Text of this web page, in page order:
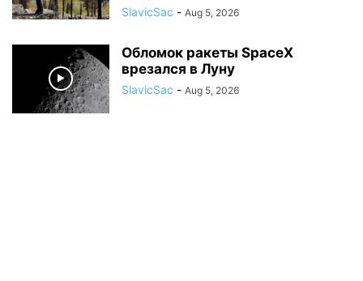
SlavicSac - Aug 5, 2026
Обломок ракеты SpaceX
врезался в Луну
SlavicSac - Aug 5, 2026